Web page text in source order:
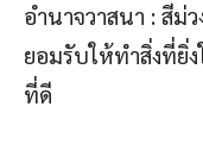
อำนาจวาสนา : สีม่
ยอมรับให้ทำสิ่งที่ยิ่ง
ที่ดี